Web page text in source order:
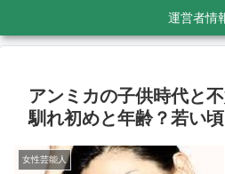
運営者情
アンミカの子供時代と
馴れ初めと年齢？若い頃
女性芸能人